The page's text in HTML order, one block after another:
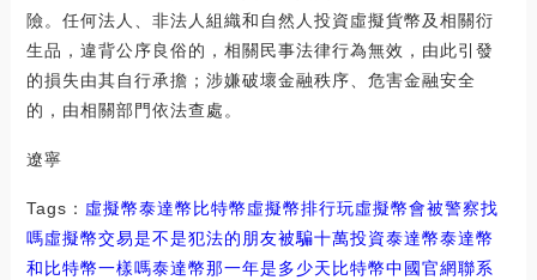
險。任何法人、非法人組織和自然人投資虛擬貨幣及相關衍
生品，違背公序良俗的，相關民事法律行為無效，由此引發
的損失由其自行承擔；涉嫌破壞金融秩序、危害金融安全
的，由相關部門依法查處。
遼寧
Tags： 虛擬幣泰達幣 比特幣虛擬幣排行玩虛擬幣會被警察找
嗎虛擬幣交易是不是犯法的朋友被騙十萬投資泰達幣泰達幣
和比特幣一樣嗎泰達幣那一年是多少天比特幣中國官網聯系